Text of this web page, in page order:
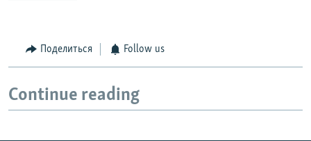
Поделиться Follow us
Continue reading